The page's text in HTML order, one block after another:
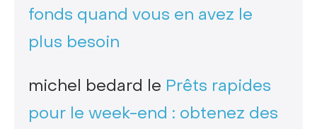
fonds quand vous en avez le
plus besoin
michel bedard le Prêts rapides
pour le week-end : obtenez des